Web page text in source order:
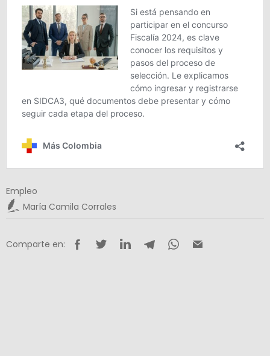
Empleo
María Camila Corrales
Comparte en: